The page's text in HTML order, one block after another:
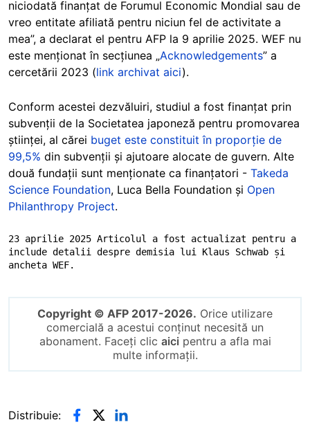
niciodată finanțat de Forumul Economic Mondial sau de
vreo entitate afiliată pentru niciun fel de activitate a
mea”, a declarat el pentru AFP la 9 aprilie 2025. WEF nu
este menționat în secțiunea „Acknowledgements” a
cercetării 2023 (link archivat aici).
Conform acestei dezvăluiri, studiul a fost finanțat prin
subvenții de la Societatea japoneză pentru promovarea
științei, al cărei buget este constituit în proporție de
99,5% din subvenții și ajutoare alocate de guvern. Alte
două fundații sunt menționate ca finanțatori - Takeda
Science Foundation, Luca Bella Foundation și Open
Philanthropy Project.
23 aprilie 2025 Articolul a fost actualizat pentru a
include detalii despre demisia lui Klaus Schwab și
ancheta WEF.
Copyright © AFP 2017-2026. Orice utilizare
comercială a acestui conținut necesită un
abonament. Faceți clic aici pentru a afla mai
multe informații.
Distribuie: